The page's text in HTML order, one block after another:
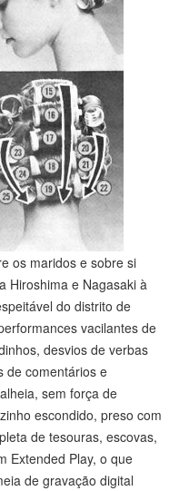
os maridos e sobre si
Hiroshima e Nagasaki à
do distrito de
vacilantes de
desvios de verbas
de comentários e
sem força de
escondido, preso com
de tesouras, escovas,
Extended Play, o que
de gravação digital